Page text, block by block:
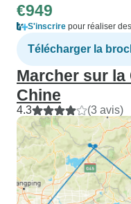
€949
S'inscrire pour réaliser
Télécharger la
Marcher sur la
Chine
4.3 (3 avis)